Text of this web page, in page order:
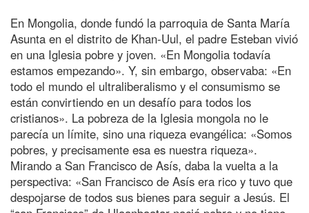
En Mongolia, donde fundó la parroquia de Santa María
Asunta en el distrito de Khan-Uul, el padre Esteban vivió
en una Iglesia pobre y joven. «En Mongolia todavía
estamos empezando». Y, sin embargo, observaba: «En
todo el mundo el ultraliberalismo y el consumismo se
están convirtiendo en un desafío para todos los
cristianos». La pobreza de la Iglesia mongola no le
parecía un límite, sino una riqueza evangélica: «Somos
pobres, y precisamente esa es nuestra riqueza».
Mirando a San Francisco de Asís, daba la vuelta a la
perspectiva: «San Francisco de Asís era rico y tuvo que
despojarse de todos sus bienes para seguir a Jesús. El